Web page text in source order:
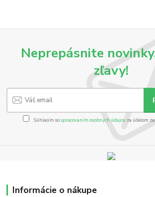
Neprepásnite
zľavy!
Súhlasím sospracovaním osobných údajov za účelom
Informácie o nákupe